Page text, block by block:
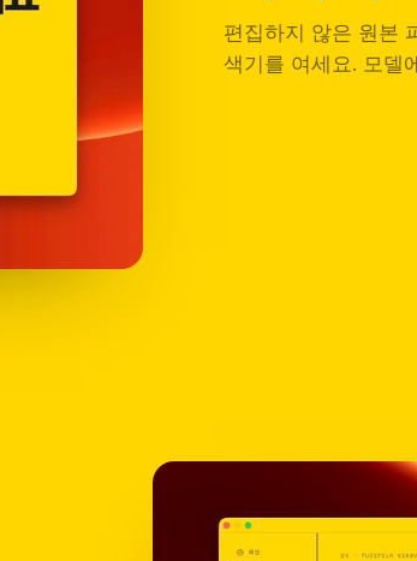
편집하지 않은 원본
색기를 여세요. 모델